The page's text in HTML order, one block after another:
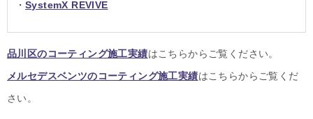
・ SystemX REVIVE
品川区のコーティング施工実績はこちらからご覧ください。
メルセデスベンツのコーティング施工実績はこちらからご覧くだ
さい。